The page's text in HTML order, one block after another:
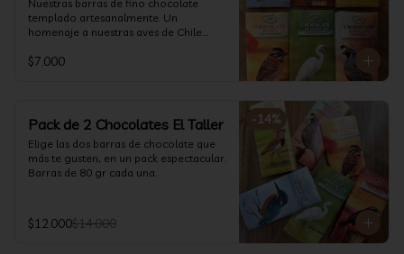
Nuestras barras de fino chocolate
templado artesanalmente. Un
homenaje a nuestras aves de Chile.
$7.000
-14%
Pack de 2 Chocolates El Taller
Elige las dos barras de chocolate que
más te gusten, en un pack espectacular.
Barras de 80 gr cada una.
$12.000$14.000